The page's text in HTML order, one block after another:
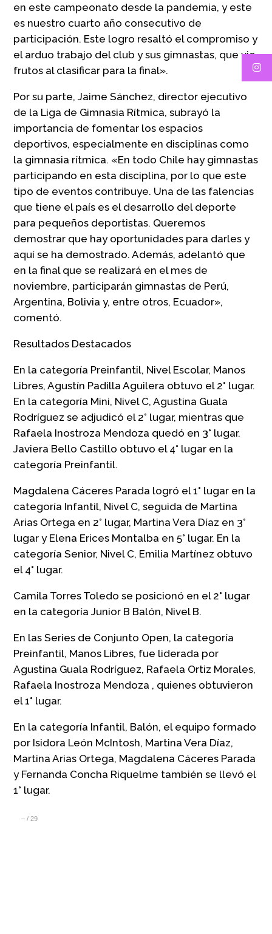
en este campeonato desde la pandemia, y este
es nuestro cuarto año consecutivo de
participación. Este logro resaltó el compromiso y
el arduo trabajo del club y sus gimnastas, que vio
frutos al clasificar para la final».
Por su parte, Jaime Sánchez, director ejecutivo
de la Liga de Gimnasia Rítmica, subrayó la
importancia de fomentar los espacios
deportivos, especialmente en disciplinas como
la gimnasia rítmica. «En todo Chile hay gimnastas
participando en esta disciplina, por lo que este
tipo de eventos contribuye. Una de las falencias
que tiene el país es el desarrollo del deporte
para pequeños deportistas. Queremos
demostrar que hay oportunidades para darles y
aquí se ha demostrado. Además, adelantó que
en la final que se realizará en el mes de
noviembre, participarán gimnastas de Perú,
Argentina, Bolivia y, entre otros, Ecuador»,
comentó.
Resultados Destacados
En la categoría Preinfantil, Nivel Escolar, Manos
Libres, Agustín Padilla Aguilera obtuvo el 2° lugar.
En la categoría Mini, Nivel C, Agustina Guala
Rodríguez se adjudicó el 2° lugar, mientras que
Rafaela Inostroza Mendoza quedó en 3° lugar.
Javiera Bello Castillo obtuvo el 4° lugar en la
categoría Preinfantil.
Magdalena Cáceres Parada logró el 1° lugar en la
categoría Infantil, Nivel C, seguida de Martina
Arias Ortega en 2° lugar, Martina Vera Díaz en 3°
lugar y Elena Erices Montalba en 5° lugar. En la
categoría Senior, Nivel C, Emilia Martínez obtuvo
el 4° lugar.
Camila Torres Toledo se posicionó en el 2° lugar
en la categoría Junior B Balón, Nivel B.
En las Series de Conjunto Open, la categoría
Preinfantil, Manos Libres, fue liderada por
Agustina Guala Rodríguez, Rafaela Ortiz Morales,
Rafaela Inostroza Mendoza , quienes obtuvieron
el 1° lugar.
En la categoría Infantil, Balón, el equipo formado
por Isidora León McIntosh, Martina Vera Díaz,
Martina Arias Ortega, Magdalena Cáceres Parada
y Fernanda Concha Riquelme también se llevó el
1° lugar.
– /29